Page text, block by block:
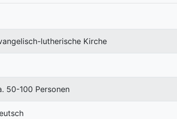
lutherische Kirche
50-100 Personen